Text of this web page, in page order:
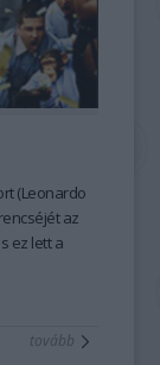
(Leonardo
az
ez lett a
tovább